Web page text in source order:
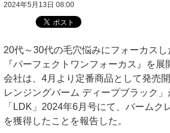
2024年5月13日 08:00
20代～30代の毛穴悩みにフォーカス
『パーフェクトワンフォーカス』を
会社は、4月より定番商品として発売
レンジングバーム ディープブラック
「LDK」2024年6月号にて、バームク
を獲得したことを報告した。